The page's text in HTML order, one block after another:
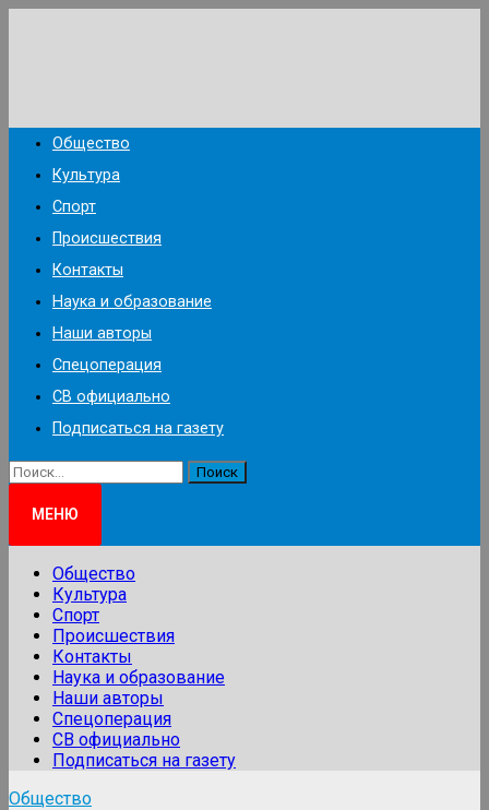
Общество
Культура
Спорт
Происшествия
Контакты
Наука и образование
Наши авторы
Спецоперация
СВ официально
Подписаться на газету
Найти:
МЕНЮ
Общество
Культура
Спорт
Происшествия
Контакты
Наука и образование
Наши авторы
Спецоперация
СВ официально
Подписаться на газету
Общество